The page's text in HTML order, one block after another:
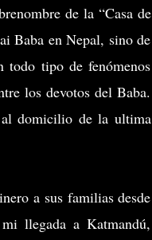
de la “Casa de
Baba en Nepal, sino de
todo tipo de fenómenos
los devotos del Baba.
al domicilio de la ultima
a sus familias desde
llegada a Katmandú,